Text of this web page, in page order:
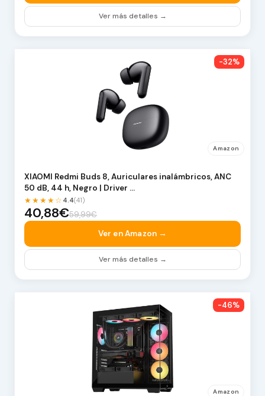
Ver más detalles →
-32%
Amazon
XIAOMI Redmi Buds 8, Auriculares inalámbricos, ANC
50 dB, 44 h, Negro | Driver …
★★★★☆ 4.4(41)
40,88€59,99€
Ver en Amazon →
Ver más detalles →
-46%
Amazon